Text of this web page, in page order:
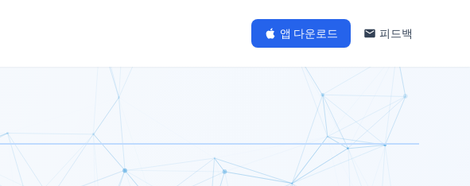
앱 다운로드 피드백